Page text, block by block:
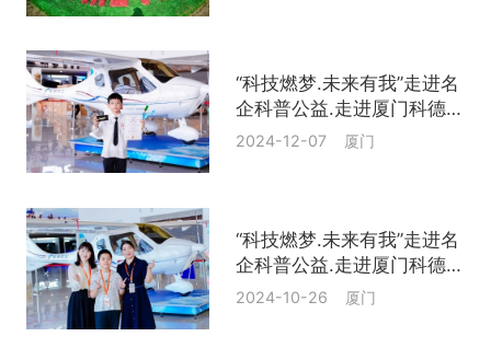
“科技燃梦.未来有我”走进名
企科普公益.走进厦门科德航
空基地
2024-12-07 厦门
“科技燃梦.未来有我”走进名
企科普公益.走进厦门科德航
空基地
2024-10-26 厦门